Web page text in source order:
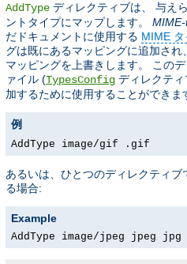
AddType ディレクティブは、 与え
ントタイプにマップします。
だドキュメントに使用する MIME
グは既にあるマッピングに追加され
マッピングを上書きします。 この
ァイル (TypesConfig ディレクテ
加するために使用することができま
例
AddType image/gif .gif
あるいは、ひとつのディレクティ
る場合:
Example
AddType image/jpeg jpeg jpg